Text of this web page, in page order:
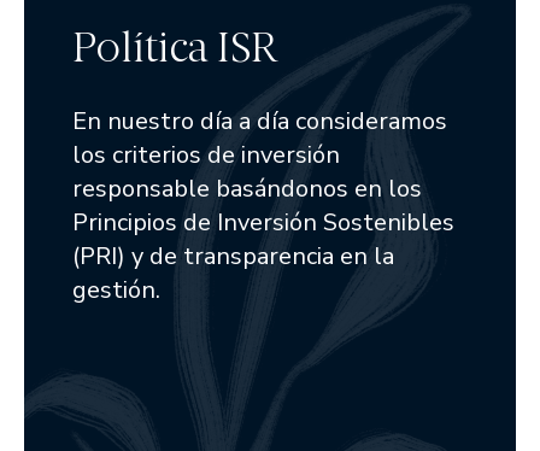
Infanzón de Bergua SIL, S.A.
Union Inversora Patrimonial, S.A., SICAV
Actualidad
EL OFICIO DE INVERTIR
PRENSA
ESG
Política ISR
En nuestro día a día consideramos
los criterios de inversión
responsable basándonos en los
Principios de Inversión Sostenibles
(PRI) y de transparencia en la
gestión.